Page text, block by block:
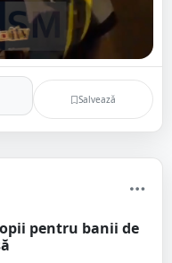
Salvează
pentru banii de